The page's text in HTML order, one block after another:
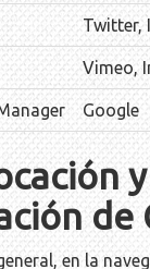
Twitter,
Vimeo,
Google
y
de
en la